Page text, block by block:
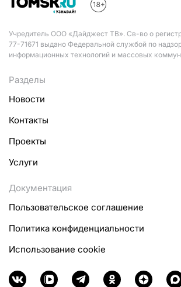
Учредитель ООО «Дайджест ТВ». Св-во о
77-71671 выдано Федеральной службой по
информационных технологий и массовых
Разделы
Новости
Контакты
Проекты
Услуги
Документация
Пользовательское соглашение
Политика конфиденциальности
Использование cookie